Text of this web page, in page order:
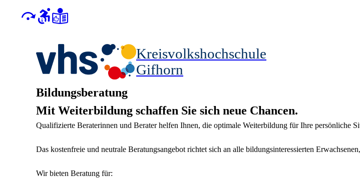
Kreisvolkshochschule
Gifhorn
Bildungsberatung
Mit Weiterbildung schaffen Sie sich neue Chancen.
Qualifizierte Beraterinnen und Berater helfen Ihnen, die optimale Weiterbildung für Ihre persönliche
Das kostenfreie und neutrale Beratungsangebot richtet sich an alle bildungsinteressierten
Wir bieten Beratung für: